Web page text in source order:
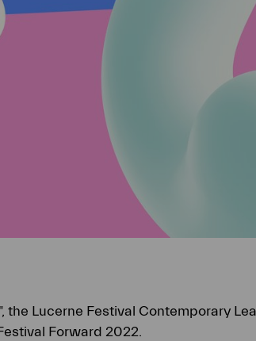
the Lucerne Festival Contemporary
Forward 2022.